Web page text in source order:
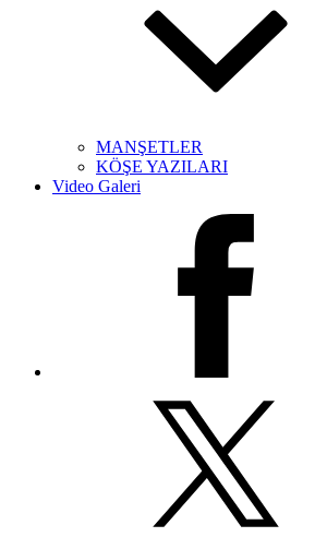
MANŞETLER
KÖŞE YAZILARI
Video Galeri